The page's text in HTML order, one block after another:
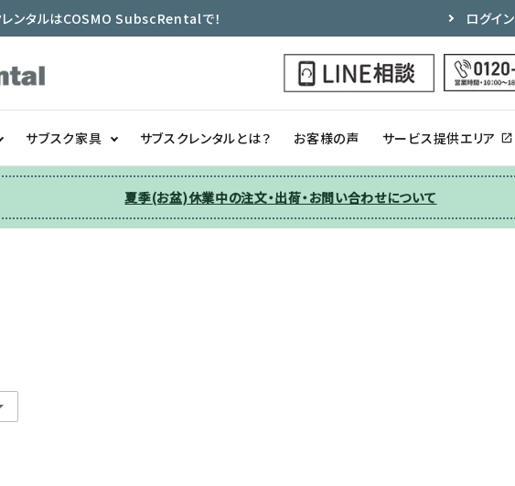
レンタルはCOSMO SubscRentalで！ ログイン
洗濯機 季節家電
サブスク家具
チェア ソファー
サブスクレンタルとは？ お客様の声 サービス提供エリア open_in_new
夏季(お盆)休業中の注文・出荷・お問い合わせについて